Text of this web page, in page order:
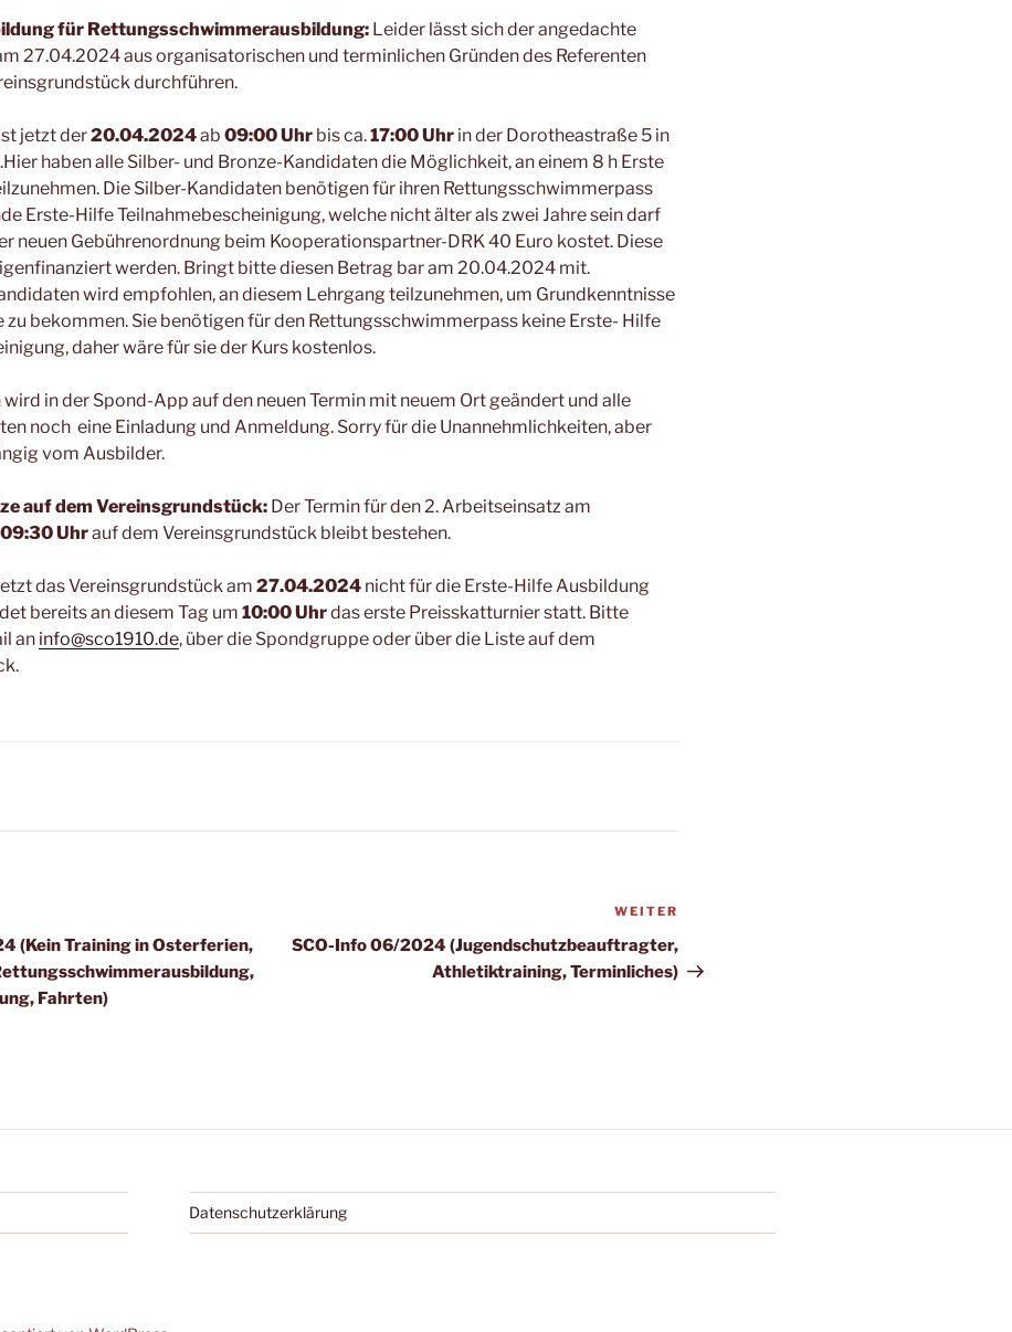
für Rettungsschwimmerausbildung: Leider lässt sich der angedachte
27.04.2024 aus organisatorischen und terminlichen Gründen des Referenten
durchführen.
jetzt der20.04.2024ab 09:00 Uhr bis ca.17:00 Uhr in der Dorotheastraße 5 in
haben alle Silber- und Bronze-Kandidaten die Möglichkeit, an einem 8 h Erste
Die Silber-Kandidaten benötigen für ihren Rettungsschwimmerpass
Erste-Hilfe Teilnahmebescheinigung, welche nicht älter als zwei Jahre sein darf
neuen Gebührenordnung beim Kooperationspartner-DRK 40 Euro kostet. Diese
werden. Bringt bitte diesen Betrag bar am 20.04.2024 mit.
wird empfohlen, an diesem Lehrgang teilzunehmen, um Grundkenntnisse
zu bekommen. Sie benötigen für den Rettungsschwimmerpass keine Erste- Hilfe
daher wäre für sie der Kurs kostenlos.
in der Spond-App auf den neuen Termin mit neuem Ort geändert und alle
noch eine Einladung und Anmeldung. Sorry für die Unannehmlichkeiten, aber
vom Ausbilder.
auf dem Vereinsgrundstück: Der Termin für den 2. Arbeitseinsatz am
09:30 Uhrauf dem Vereinsgrundstück bleibt bestehen.
das Vereinsgrundstück am 27.04.2024 nicht für die Erste-Hilfe Ausbildung
bereits an diesem Tag um 10:00 Uhrdas erste Preisskatturnier statt. Bitte
an info@sco1910.de, über die Spondgruppe oder über die Liste auf dem
(Kein Training in Osterferien,
Fahrten)
WEITER
SCO-Info 06/2024 (Jugendschutzbeauftragter,
Athletiktraining, Terminliches)
Datenschutzerklärung